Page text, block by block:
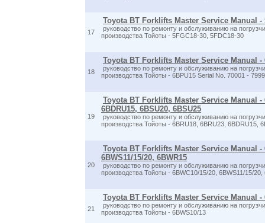
17
Toyota BT Forklifts Master Service Manual -
руководство по ремонту и обслуживанию на
производства Тойоты - 5FGC18-30, 5FDC18-30
18
Toyota BT Forklifts Master Service Manual -
руководство по ремонту и обслуживанию на
производства Тойоты - 6BPU15 Serial No. 70001 -
19
Toyota BT Forklifts Master Service Manual -
6BDRU15, 6BSU20, 6BSU25
руководство по ремонту и обслуживанию на
производства Тойоты - 6BRU18, 6BRU23, 6BDRU15,
20
Toyota BT Forklifts Master Service Manual -
6BWS11/15/20, 6BWR15
руководство по ремонту и обслуживанию на
производства Тойоты - 6BWC10/15/20, 6BWS11/15/20,
21
Toyota BT Forklifts Master Service Manual -
руководство по ремонту и обслуживанию на
производства Тойоты - 6BWS10/13